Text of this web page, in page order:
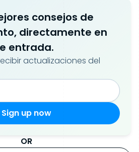
consejos de
directamente en
entrada.
actualizaciones del
OR